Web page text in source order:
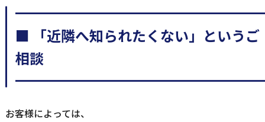
■ 「近隣へ知られたくない」というご
相談
お客様によっては、